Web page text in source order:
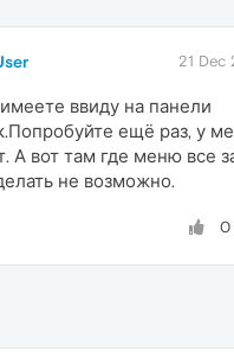
21 Dec
ввиду на панели
ещё раз, у
А вот там где меню все
не возможно.
0